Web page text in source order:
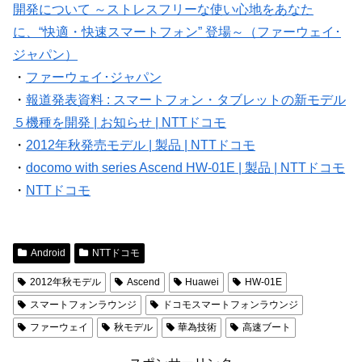
開発について ～ストレスフリーな使い心地をあなた
に、“快適・快速スマートフォン” 登場～（ファーウェイ･
ジャパン）
・ ファーウェイ･ジャパン
・ 報道発表資料 : スマートフォン・タブレットの新モデル
５機種を開発 | お知らせ | NTTドコモ
・ 2012年秋発売モデル | 製品 | NTTドコモ
・ docomo with series Ascend HW-01E | 製品 | NTTドコモ
・ NTTドコモ
Android NTTドコモ
2012年秋モデル Ascend Huawei
HW-01E
スマートフォンラウンジ
ドコモスマートフォンラウンジ
ファーウェイ
秋モデル 華為技術 高速ブート